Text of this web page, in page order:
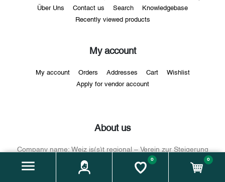
0 0
Über Uns Contact us Search Knowledgebase
Recently viewed products
My account
My account Orders Addresses Cart Wishlist
Apply for vendor account
About us
Company name: Weiz is(s)t regional – Verein zur Steigerung
der regionalen Lebensmittelversorgung und -qualität im
Genussraum Weiz